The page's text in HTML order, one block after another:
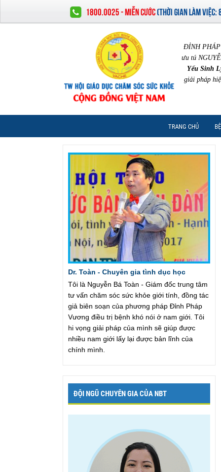
1800.0025 - MIỄN CƯỚC(THỜI GIAN LÀM VIỆC:
ĐỈNH
ưu tú
Yếu Sinh
giải pháp
TRANG CHỦ
Dr. Toàn - Chuyên gia tình dục học
Tôi là Nguyễn Bá Toàn - Giám đốc trung tâm
tư vấn chăm sóc sức khỏe giới tính, đồng tác
giả biên soạn của phương pháp Đỉnh Pháp
Vương điều trị bệnh khó nói ở nam giới. Tôi
hi vọng giải pháp của mình sẽ giúp được
nhiều nam giới lấy lại được bản lĩnh của
chính mình.
ĐỘI NGŨ CHUYÊN GIA CỦA NBT